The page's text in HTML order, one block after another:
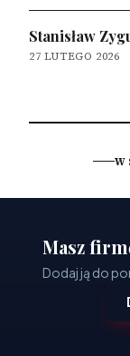
Stanisław
27 LUTEGO 2026
Masz
Dodaj ją do